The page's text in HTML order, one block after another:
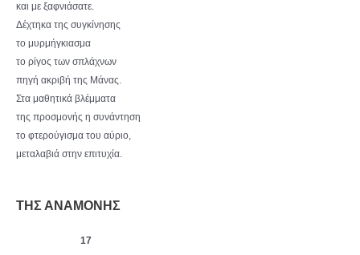
και με ξαφνιάσατε.
Δέχτηκα της συγκίνησης
το μυρμήγκιασμα
το ρίγος των σπλάχνων
πηγή ακριβή της Μάνας.
Στα μαθητικά βλέμματα
της προσμονής η συνάντηση
το φτερούγισμα του αύριο,
μεταλαβιά στην επιτυχία.
ΤΗΣ ΑΝΑΜΟΝΗΣ
17